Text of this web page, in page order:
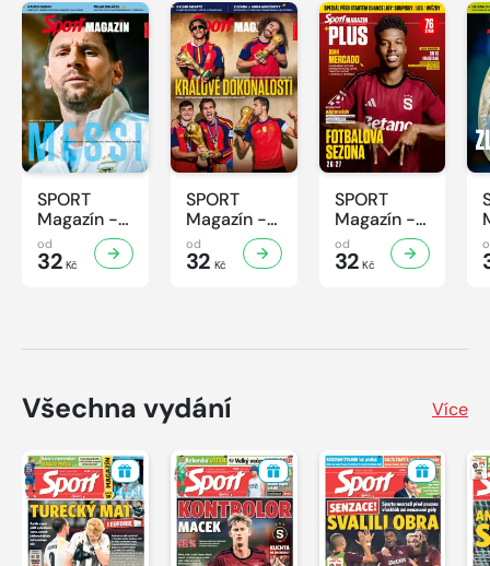
SPORT
Magazín -
32/2026
od
32 Kč
SPORT
Magazín -
31/2026
od
32 Kč
SPORT
Magazín -
30/2026
od
32 Kč
Všechna vydání Více